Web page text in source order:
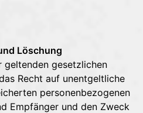
Löschung
geltenden gesetzlichen
Recht auf unentgeltliche
personenbezogenen
Empfänger und den Zweck